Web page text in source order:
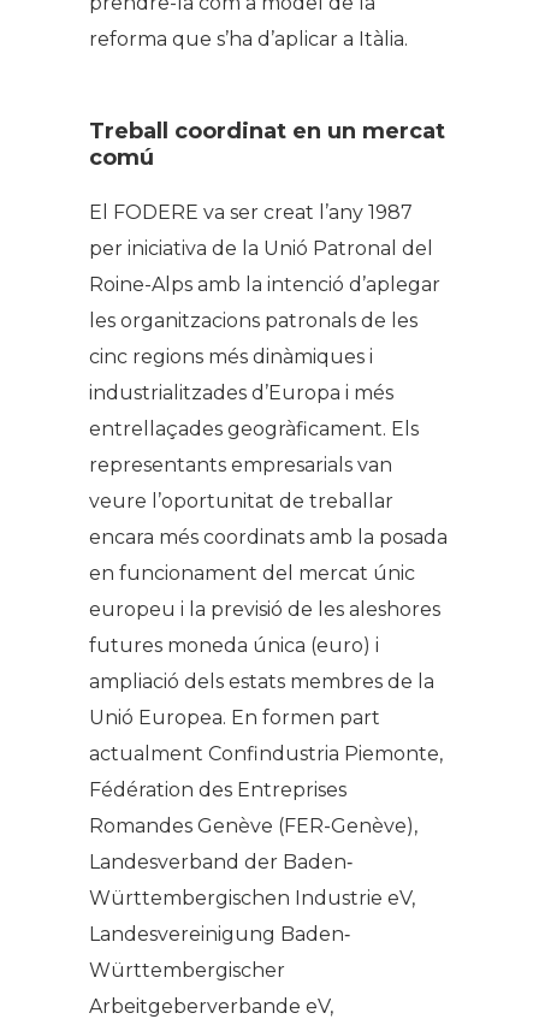
reforma que s’ha d’aplicar a Itàlia.
Treball coordinat en un mercat
comú
El FODERE va ser creat l’any 1987
per iniciativa de la Unió Patronal del
Roine-Alps amb la intenció d’aplegar
les organitzacions patronals de les
cinc regions més dinàmiques i
industrialitzades d’Europa i més
entrellaçades geogràficament. Els
representants empresarials van
veure l’oportunitat de treballar
encara més coordinats amb la posada
en funcionament del mercat únic
europeu i la previsió de les aleshores
futures moneda única (euro) i
ampliació dels estats membres de la
Unió Europea. En formen part
actualment Confindustria Piemonte,
Fédération des Entreprises
Romandes Genève (FER-Genève),
Landesverband der Baden‐
Württembergischen Industrie eV,
Landesvereinigung Baden‐
Württembergischer
Arbeitgeberverbande eV,